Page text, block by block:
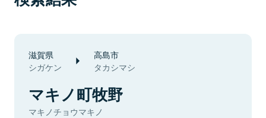
滋賀県
シガケン
高島市
タカシマシ
マキノ町牧野
マキノチョウマキノ